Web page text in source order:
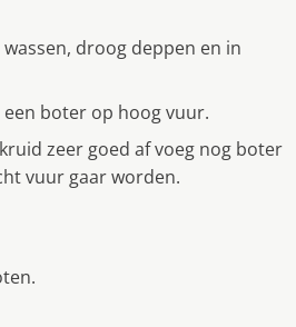
droog deppen en in
boter op hoog vuur.
zeer goed af voeg nog boter
vuur gaar worden.